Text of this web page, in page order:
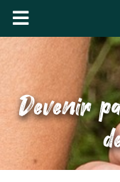
Devenir